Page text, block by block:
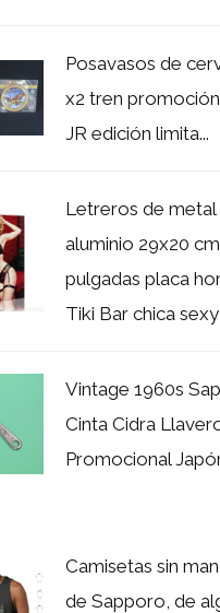
Posavasos de
x2 tren
JR edición limita...
Letreros de metal
aluminio 29x20
pulgadas placa
Tiki Bar chica sexy
Vintage 1960s
Cinta Cidra
Promocional
Camisetas sin
de Sapporo, de